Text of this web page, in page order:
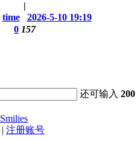
|
time
2026-5-10 19:19
0 157
还可输入200
Smilies
| 注册账号